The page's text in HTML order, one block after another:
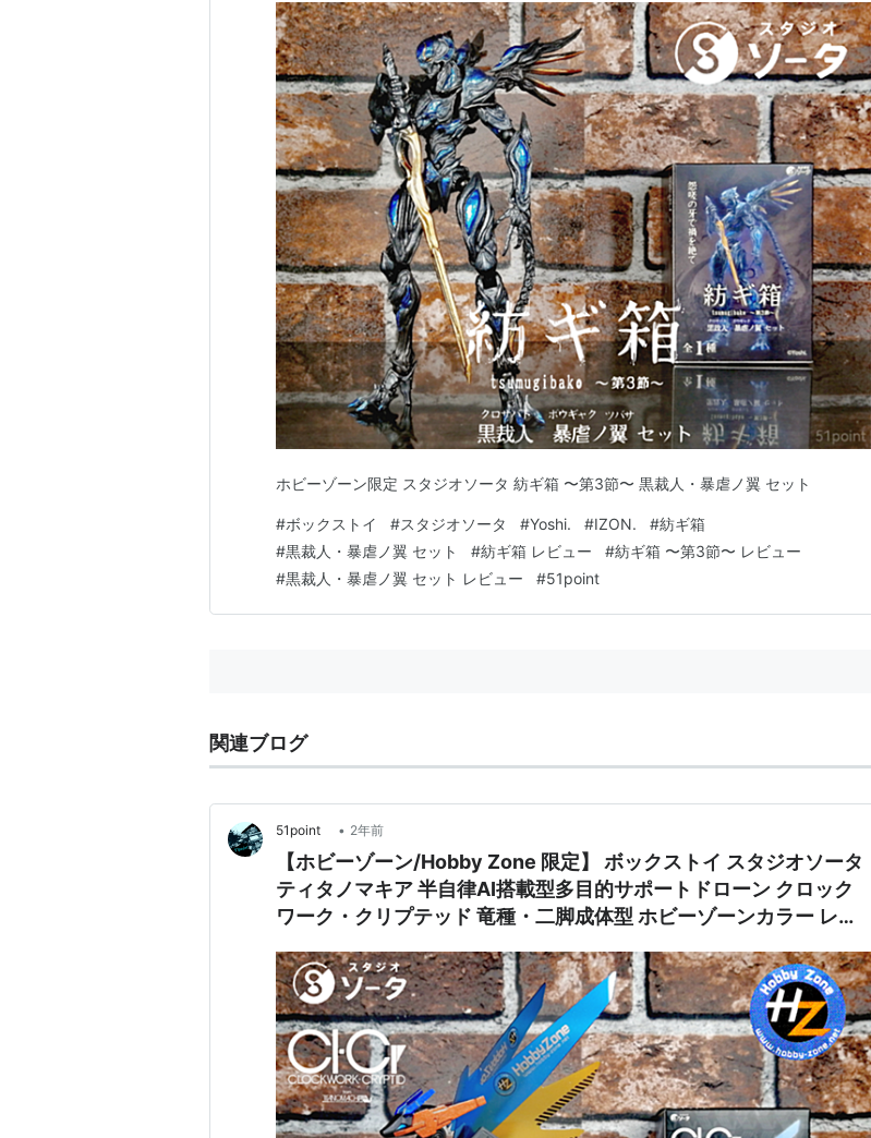
ホビーゾーン限定 スタジオソータ 紡ギ箱 〜第3節〜 黒裁人・暴虐ノ翼 セット
#ボックストイ #スタジオソータ #Yoshi. #IZON. #紡ギ箱
#黒裁人・暴虐ノ翼 セット #紡ギ箱 レビュー #紡ギ箱 〜第3節〜 レビュー
#黒裁人・暴虐ノ翼 セット レビュー #51point
関連ブログ
51point • 2年前
【ホビーゾーン/Hobby Zone 限定】 ボックストイ スタジオソータ
ティタノマキア 半自律AI搭載型多目的サポートドローン クロック
ワーク・クリプテッド 竜種・二脚成体型 ホビーゾーンカラー レビ